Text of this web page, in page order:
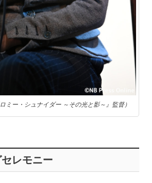
ミー・シュナイダー ～その光と影～』監督）
レモニー